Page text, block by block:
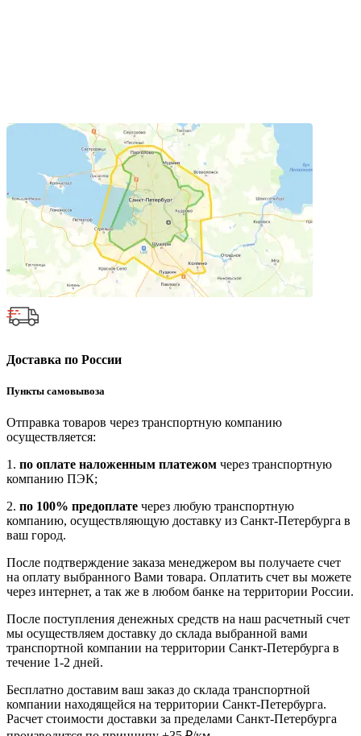
Доставка по России
Пункты самовывоза
Отправка товаров через транспортную компанию
осуществляется:
1. по оплате наложенным платежом через транспортную
компанию ПЭК;
2. по 100% предоплате через любую транспортную
компанию, осуществляющую доставку из Санкт-Петербурга в
ваш город.
После подтверждение заказа менеджером вы получаете счет
на оплату выбранного Вами товара. Оплатить счет вы можете
через интернет, а так же в любом банке на территории России.
После поступления денежных средств на наш расчетный счет
мы осуществляем доставку до склада выбранной вами
транспортной компании на территории Санкт-Петербурга в
течение 1-2 дней.
Бесплатно доставим ваш заказ до склада транспортной
компании находящейся на территории Санкт-Петербурга.
Расчет стоимости доставки за пределами Санкт-Петербурга